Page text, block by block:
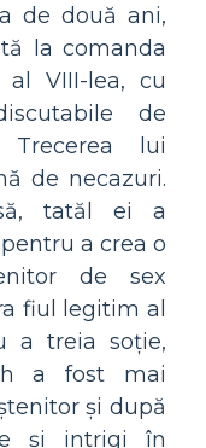
de două ani,
la comanda
VIII-lea, cu
de
lui
de necazuri.
tatăl ei a
a crea o
de sex
fiul legitim al
a treia soție,
a fost mai
și după
și intrigi în